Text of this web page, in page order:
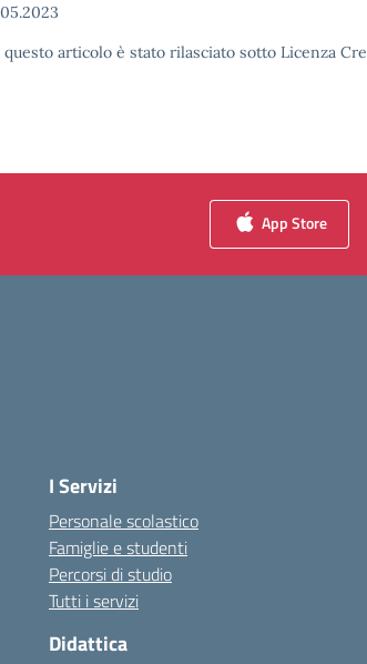
articolo è stato rilasciato sotto Licenza
App Store
I Servizi
Personale scolastico
Famiglie e studenti
Percorsi di studio
Tutti i servizi
Didattica